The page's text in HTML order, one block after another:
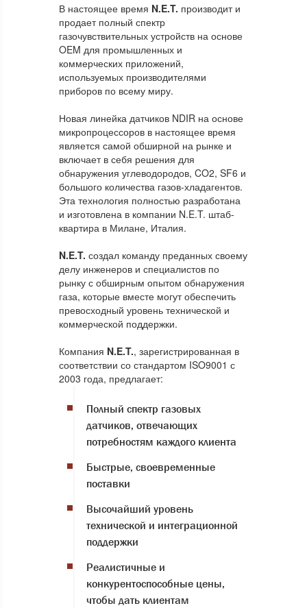
В настоящее время N.E.T. производит и
продает полный спектр
газочувствительных устройств на основе
OEM для промышленных и
коммерческих приложений,
используемых производителями
приборов по всему миру.
Новая линейка датчиков NDIR на основе
микропроцессоров в настоящее время
является самой обширной на рынке и
включает в себя решения для
обнаружения углеводородов, CO2, SF6 и
большого количества газов-хладагентов.
Эта технология полностью разработана
и изготовлена ​​в компании N.E.T. штаб-
квартира в Милане, Италия.
N.E.T. создал команду преданных своему
делу инженеров и специалистов по
рынку с обширным опытом обнаружения
газа, которые вместе могут обеспечить
превосходный уровень технической и
коммерческой поддержки.
Компания N.E.T., зарегистрированная в
соответствии со стандартом ISO9001 с
2003 года, предлагает:
Полный спектр газовых
датчиков, отвечающих
потребностям каждого клиента
Быстрые, своевременные
поставки
Высочайший уровень
технической и интеграционной
поддержки
Реалистичные и
конкурентоспособные цены,
чтобы дать клиентам